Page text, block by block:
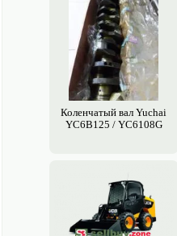
Коленчатый вал Yuchai
YC6B125 / YC6108G